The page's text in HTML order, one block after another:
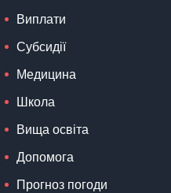
Виплати
Субсидії
Медицина
Школа
Вища освіта
Допомога
Прогноз погоди